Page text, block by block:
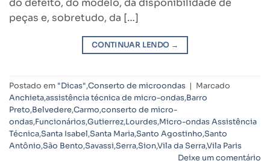
do defeito, do modelo, da disponibilidade de
peças e, sobretudo, da […]
CONTINUAR LENDO →
Postado em "Dicas",Conserto de microondas | Marcado
Anchieta,assistência técnica de micro-ondas,Barro
Preto,Belvedere,Carmo,conserto de micro-
ondas,Funcionários,Gutierrez,Lourdes,Micro-ondas Assistência
Técnica,Santa Isabel,Santa Maria,Santo Agostinho,Santo
Antônio,São Bento,Savassi,Serra,Sion,Vila da Serra,Vila Paris
Deixe um comentário